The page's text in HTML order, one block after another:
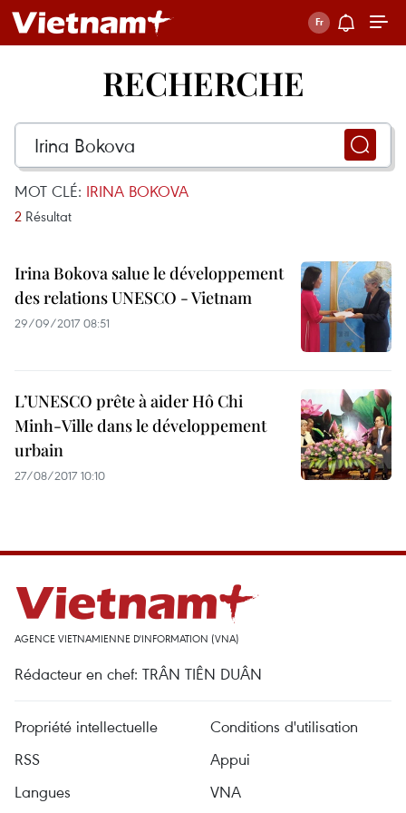
RECHERCHE
MOT CLÉ: IRINA BOKOVA
2 Résultat
Irina Bokova salue le développement
des relations UNESCO - Vietnam
29/09/2017 08:51
L’UNESCO prête à aider Hô Chi
Minh-Ville dans le développement
urbain
27/08/2017 10:10
AGENCE VIETNAMIENNE D'INFORMATION (VNA)
Rédacteur en chef: TRÂN TIÊN DUÂN
Propriété intellectuelle
Conditions d'utilisation
RSS
Appui
Langues
VNA